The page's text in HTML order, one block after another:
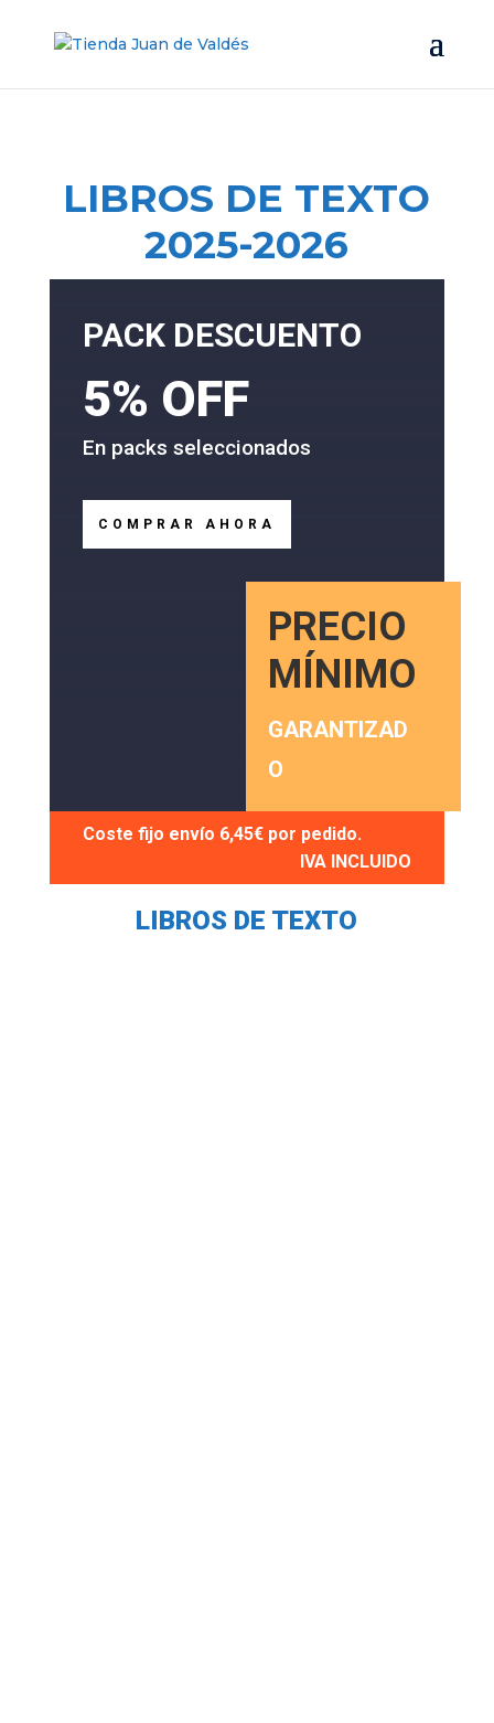
LIBROS DE TEXTO
2025-2026
PACK DESCUENTO
5% OFF
En packs seleccionados
COMPRAR AHORA
PRECIO
MÍNIMO
GARANTIZAD
O
Coste fijo envío 6,45€por pedido.
IVA INCLUIDO
LIBROS DE TEXTO